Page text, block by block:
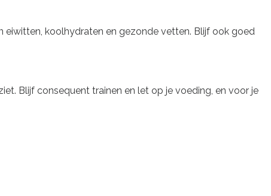
eiwitten, koolhydraten en gezonde vetten. Blijf ook goed
Blijf consequent trainen en let op je voeding, en voor je